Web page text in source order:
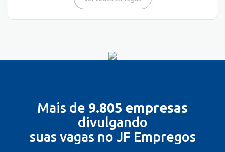
Mais de 9.805 empresas
divulgando
suas vagas no JF Empregos